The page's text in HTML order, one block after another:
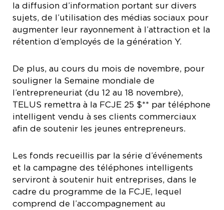
la diffusion d’information portant sur divers
sujets, de l’utilisation des médias sociaux pour
augmenter leur rayonnement à l’attraction et la
rétention d’employés de la génération Y.
De plus, au cours du mois de novembre, pour
souligner la Semaine mondiale de
l’entrepreneuriat (du 12 au 18 novembre),
TELUS remettra à la FCJE 25 $** par téléphone
intelligent vendu à ses clients commerciaux
afin de soutenir les jeunes entrepreneurs.
Les fonds recueillis par la série d’événements
et la campagne des téléphones intelligents
serviront à soutenir huit entreprises, dans le
cadre du programme de la FCJE, lequel
comprend de l’accompagnement au